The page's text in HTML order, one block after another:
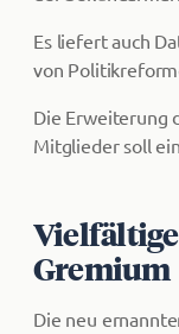
Es liefert auch
von
Die Erweiterung
Mitglieder soll
Gremium
Die neu